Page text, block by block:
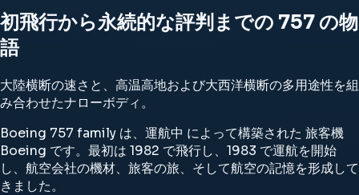
初飛行から永続的な評判までの 757 の物
語
大陸横断の速さと、高温高地および大西洋横断の多用途性を組
み合わせたナローボディ。
Boeing 757 family は、運航中 によって構築された 旅客機
Boeing です。最初は 1982 で飛行し、1983 で運航を開始
し、航空会社の機材、旅客の旅、そして航空の記憶を形成して
きました。